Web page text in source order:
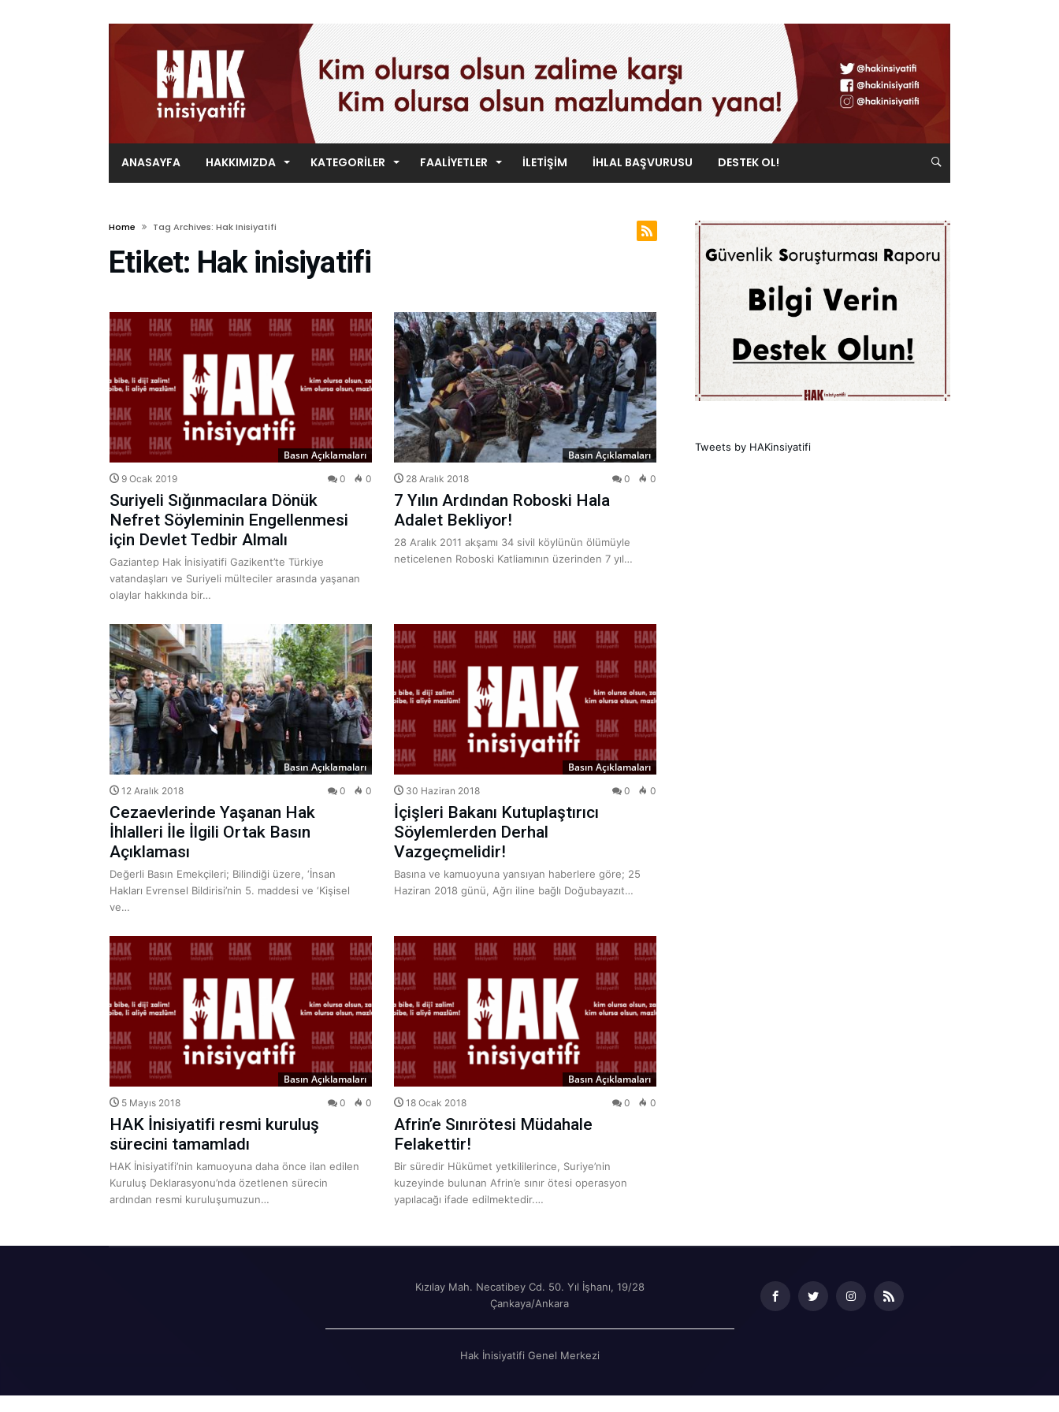
ANASAYFA HAKKIMIZDA KATEGORILER FAALIYETLER İLETIŞIM İHLAL BAŞVURUSU DESTEK OL!
Home Tag Archives: Hak Inisiyatifi
Etiket: Hak inisiyatifi
Basın Açıklamaları
9 Ocak 2019 0 0
Suriyeli Sığınmacılara Dönük
Nefret Söyleminin Engellenmesi
için Devlet Tedbir Almalı
Gaziantep Hak İnisiyatifi Gazikent’te Türkiye
vatandaşları ve Suriyeli mülteciler arasında yaşanan
olaylar hakkında bir…
Basın Açıklamaları
28 Aralık 2018 0 0
7 Yılın Ardından Roboski Hala
Adalet Bekliyor!
28 Aralık 2011 akşamı 34 sivil köylünün ölümüyle
neticelenen Roboski Katliamının üzerinden 7 yıl…
Basın Açıklamaları
12 Aralık 2018 0 0
Cezaevlerinde Yaşanan Hak
İhlalleri İle İlgili Ortak Basın
Açıklaması
Değerli Basın Emekçileri; Bilindiği üzere, ‘İnsan
Hakları Evrensel Bildirisi’nin 5. maddesi ve ‘Kişisel
ve…
Basın Açıklamaları
30 Haziran 2018 0 0
İçişleri Bakanı Kutuplaştırıcı
Söylemlerden Derhal
Vazgeçmelidir!
Basına ve kamuoyuna yansıyan haberlere göre; 25
Haziran 2018 günü, Ağrı iline bağlı Doğubayazıt…
Basın Açıklamaları
5 Mayıs 2018 0 0
HAK İnisiyatifi resmi kuruluş
sürecini tamamladı
HAK İnisiyatifi’nin kamuoyuna daha önce ilan edilen
Kuruluş Deklarasyonu’nda özetlenen sürecin
ardından resmi kuruluşumuzun…
Basın Açıklamaları
18 Ocak 2018 0 0
Afrin’e Sınırötesi Müdahale
Felakettir!
Bir süredir Hükümet yetkililerince, Suriye’nin
kuzeyinde bulunan Afrin’e sınır ötesi operasyon
yapılacağı ifade edilmektedir.…
Tweets by HAKinsiyatifi
Kızılay Mah. Necatibey Cd. 50. Yıl İşhanı, 19/28
Çankaya/Ankara
Hak İnisiyatifi Genel Merkezi